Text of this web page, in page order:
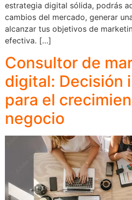
estrategia digital sólida, podrás
cambios del mercado, generar
alcanzar tus objetivos de
efectiva. […]
Consultor de
digital: Decisión
para el
negocio